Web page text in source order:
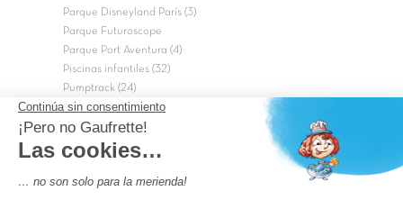
Parque Disneyland París (3)
Parque Futuroscope
Parque Port Aventura (4)
Piscinas infantiles (32)
Pumptrack (24)
Puy du Fou (2)
Roma
Semana Santa (17)
Campings de 4 estrellas en Francia